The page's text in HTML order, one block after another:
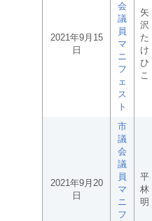
2021年9月15
日
会
議
員
マ
ニ
フ
ェ
ス
ト
矢
沢
た
け
ひ
こ
2021年9月20
日
市
議
会
議
員
マ
ニ
フ
平
林
明